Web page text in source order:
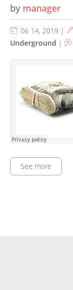
by manager
06 14, 2019 |
Underground |
See more